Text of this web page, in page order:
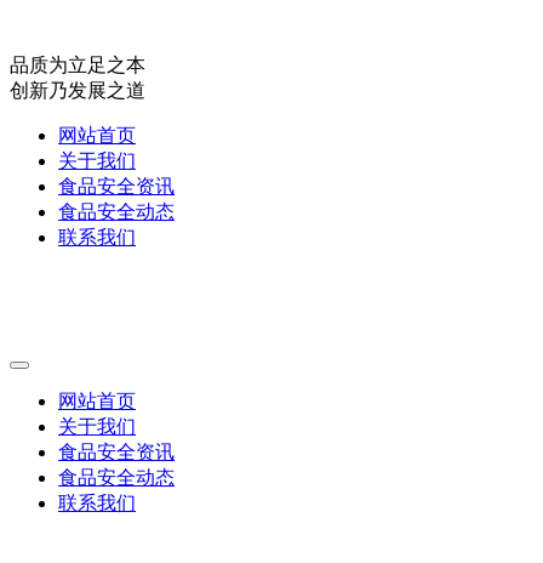
品质为立足之本
创新乃发展之道
网站首页
关于我们
食品安全资讯
食品安全动态
联系我们
网站首页
关于我们
食品安全资讯
食品安全动态
联系我们